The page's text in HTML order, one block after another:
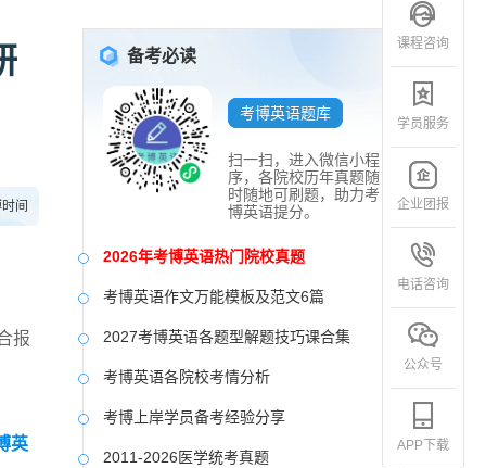
间
报
英
备考必读
考博英语题库
扫一扫，进入微信小程
序，各院校历年真题随
时随地可刷题，助力考
博英语提分。
2026年考博英语热门院校真题
考博英语作文万能模板及范文6篇
2027考博英语各题型解题技巧课合集
考博英语各院校考情分析
考博上岸学员备考经验分享
2011-2026医学统考真题
课程咨询
学员服务
企业团报
电话咨询
公众号
APP下载